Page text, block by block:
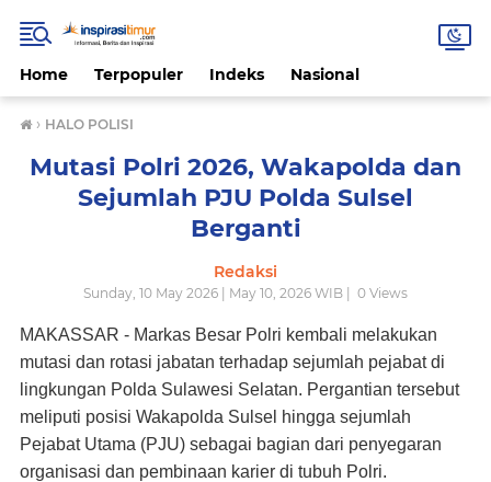
Home Terpopuler Indeks Nasional
› HALO POLISI
Mutasi Polri 2026, Wakapolda dan
Sejumlah PJU Polda Sulsel
Berganti
Redaksi
Sunday, 10 May 2026 | May 10, 2026 WIB | 0 Views
MAKASSAR - Markas Besar Polri kembali melakukan
mutasi dan rotasi jabatan terhadap sejumlah pejabat di
lingkungan Polda Sulawesi Selatan. Pergantian tersebut
meliputi posisi Wakapolda Sulsel hingga sejumlah
Pejabat Utama (PJU) sebagai bagian dari penyegaran
organisasi dan pembinaan karier di tubuh Polri.